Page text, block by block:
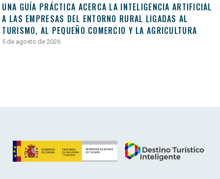
UNA GUÍA PRÁCTICA ACERCA LA INTELIGENCIA ARTIFICIAL
A LAS EMPRESAS DEL ENTORNO RURAL LIGADAS AL
TURISMO, AL PEQUEÑO COMERCIO Y LA AGRICULTURA
5 de agosto de 2026